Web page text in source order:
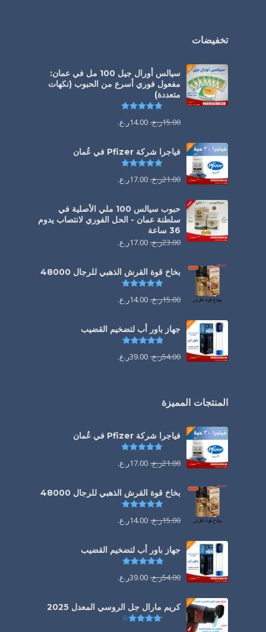
تخفيضات
سيالس أورال جيل 100 مل في عمان:
مفعول فوري أسرع من الحبوب (نكهات
متعددة)
15.00ر.ع. 14.00ر.ع.
فياجرا شركة Pfizer في عُمان
21.00ر.ع. 17.00ر.ع.
حبوب سيالس 100 ملي الأصلية في
سلطنة عمان - الحل الفوري لانتصاب يدوم
36 ساعة
23.00ر.ع. 17.00ر.ع.
بخاخ قوة القرش الذهبي للرجال 48000
تم التقييم
15.00ر.ع. 14.00ر.ع.
جهاز باور أب لتضخيم القضيب
تم التقييم
54.00ر.ع. 39.00ر.ع.
المنتجات المميزة
فياجرا شركة Pfizer في عُمان
21.00ر.ع. 17.00ر.ع.
بخاخ قوة القرش الذهبي للرجال 48000
تم التقييم
15.00ر.ع. 14.00ر.ع.
جهاز باور أب لتضخيم القضيب
تم التقييم
54.00ر.ع. 39.00ر.ع.
كريم مارال جل الروسي المعدل 2025
تم التقييم